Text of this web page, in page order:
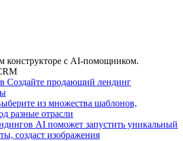
конструкторе с AI-помощником.
Создайте продающий лендинг
из множества шаблонов,
разные отрасли
AI поможет запустить уникальный
создаст изображения